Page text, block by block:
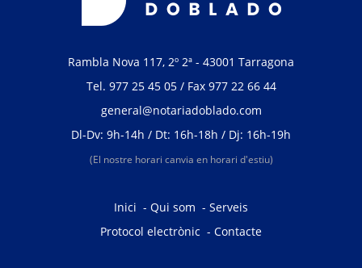
Rambla Nova 117, 2º 2ª - 43001 Tarragona
Tel. 977 25 45 05/ Fax 977 22 66 44
general@notariadoblado.com
Dl-Dv: 9h-14h / Dt: 16h-18h / Dj: 16h-19h
(El nostre horari canvia en horari d'estiu)
Inici - Qui som - Serveis
Protocol electrònic - Contacte